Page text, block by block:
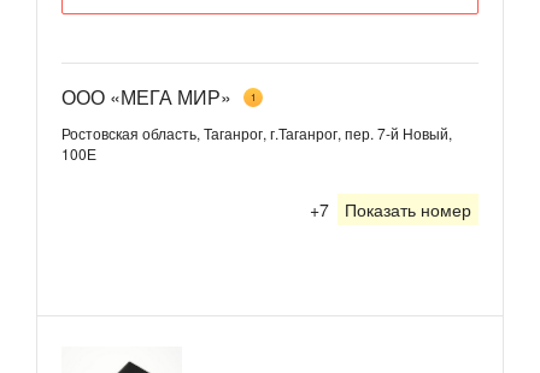
ООО «МЕГА МИР» 1
Ростовская область, Таганрог, г.Таганрог, пер. 7-й Новый,
100Е
+7 Показать номер